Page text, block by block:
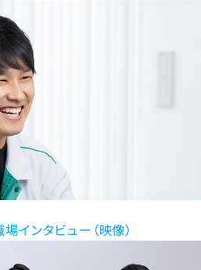
インタビュー（映像）